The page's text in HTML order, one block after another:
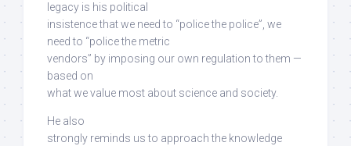
legacy is his political
insistence that we need to “police the police”, we
need to “police the metric
vendors” by imposing our own regulation to them —
based on
what we value most about science and society.
He also
strongly reminds usto approach the knowledge